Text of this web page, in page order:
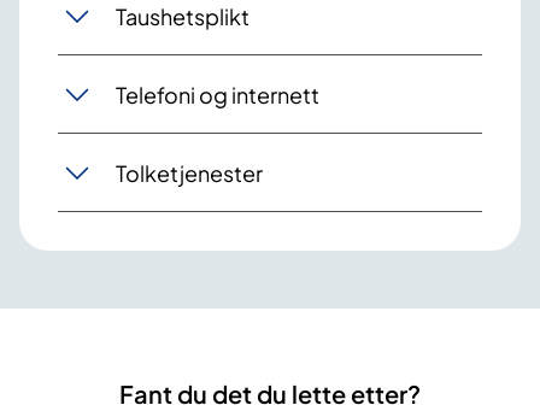
Taushetsplikt
Telefoni og internett
Tolketjenester
Fant du det du lette etter?